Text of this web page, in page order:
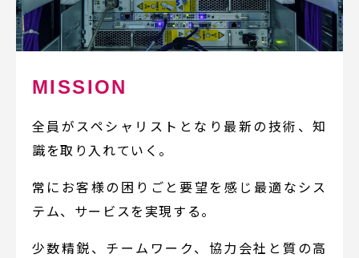
MISSION
全員がスペシャリストとなり最新の技術、知
識を取り入れていく。
常にお客様の困りごと要望を感じ 最適なシス
テム、サービスを実現する。
少数精鋭、チームワーク、協力会社と質の高